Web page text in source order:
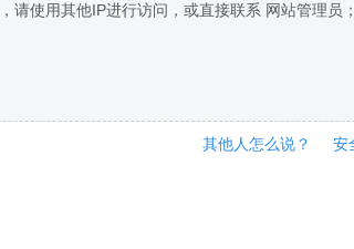
请使用其他IP进行访问，或直接联系 网站管理员；
其他人怎么说？ 安